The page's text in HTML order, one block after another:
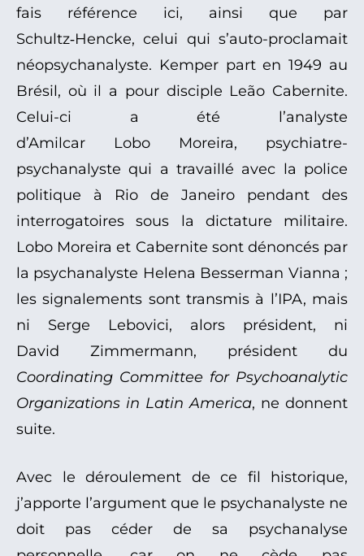
fais référence ici, ainsi que par
Schultz‑Hencke, celui qui s’auto-proclamait
néopsychanalyste. Kemper part en 1949 au
Brésil, où il a pour disciple Leão Cabernite.
Celui-ci a été l’analyste
d’Amilcar Lobo Moreira, psychiatre-
psychanalyste qui a travaillé avec la police
politique à Rio de Janeiro pendant des
interrogatoires sous la dictature militaire.
Lobo Moreira et Cabernite sont dénoncés par
la psychanalyste Helena Besserman Vianna ;
les signalements sont transmis à l’IPA, mais
ni Serge Lebovici, alors président, ni
David Zimmermann, président du
Coordinating Committee for Psychoanalytic
Organizations in Latin America, ne donnent
suite.
Avec le déroulement de ce fil historique,
j’apporte l’argument que le psychanalyste ne
doit pas céder de sa psychanalyse